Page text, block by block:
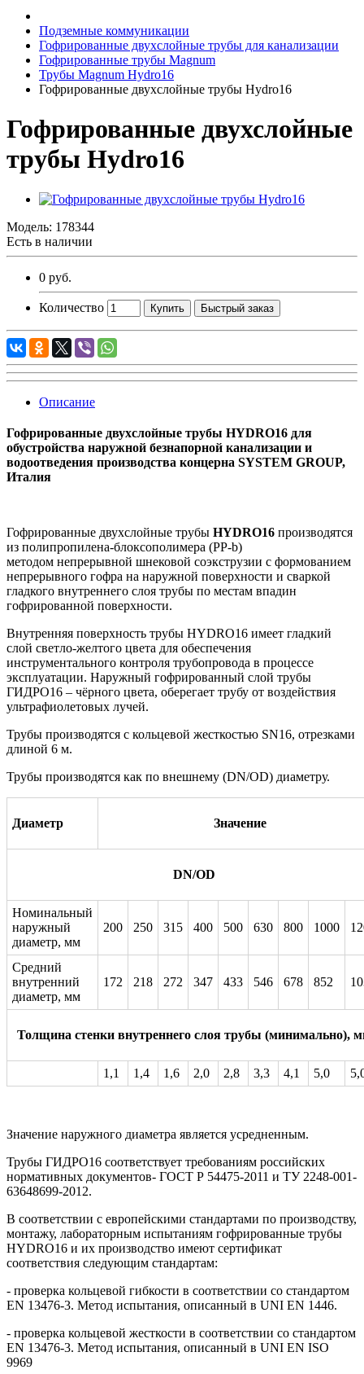
Подземные коммуникации
Гофрированные двухслойные трубы для канализации
Гофрированные трубы Magnum
Трубы Magnum Hydro16
Гофрированные двухслойные трубы Hydro16
Гофрированные двухслойные
трубы Hydro16
Модель: 178344
Есть в наличии
0 руб.
Количество Купить Быстрый заказ
Описание
Гофрированные двухслойные трубы HYDRO16 для
обустройства наружной безнапорной канализации и
водоотведения производства концерна SYSTEM GROUP,
Италия
Гофрированные двухслойные трубы HYDRO16 производятся
из полипропилена-блоксополимера (РР-b)
методом непрерывной шнековой соэкструзии с формованием
непрерывного гофра на наружной поверхности и сваркой
гладкого внутреннего слоя трубы по местам впадин
гофрированной поверхности.
Внутренняя поверхность трубы HYDRO16 имеет гладкий
слой светло-желтого цвета для обеспечения
инструментального контроля трубопровода в процессе
эксплуатации. Наружный гофрированный слой трубы
ГИДРО16 – чёрного цвета, оберегает трубу от воздействия
ультрафиолетовых лучей.
Трубы производятся с кольцевой жесткостью SN16, отрезками
длиной 6 м.
Трубы производятся как по внешнему (DN/OD) диаметру.
Диаметр Значение
DN/OD
Номинальный
наружный
диаметр, мм
200 250 315 400 500 630 800 1000
Средний
внутренний
диаметр, мм
172 218 272 347 433 546 678 852
Толщина стенки внутреннего слоя трубы (минимально),
1,1 1,4 1,6 2,0 2,8 3,3 4,1 5,0
Значение наружного диаметра является усредненным.
Трубы ГИДРО16 соответствует требованиям российских
нормативных документов- ГОСТ Р 54475-2011 и ТУ 2248-001-
63648699-2012.
В соответствии с европейскими стандартами по производству,
монтажу, лабораторным испытаниям гофрированные трубы
HYDRO16 и их производство имеют сертификат
соответствия следующим стандартам:
- проверка кольцевой гибкости в соответствии со стандартом
EN 13476-3. Метод испытания, описанный в UNI EN 1446.
- проверка кольцевой жесткости в соответствии со стандартом
EN 13476-3. Метод испытания, описанный в UNI EN ISO
9969